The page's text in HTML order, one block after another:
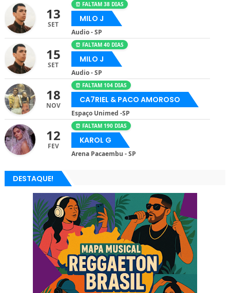
13
SET
⏰ FALTAM 38 DIAS
MILO J
Audio - SP
15
SET
⏰ FALTAM 40 DIAS
MILO J
Audio - SP
18
NOV
⏰ FALTAM 104 DIAS
CA7RIEL & PACO AMOROSO
Espaço Unimed -SP
12
FEV
⏰ FALTAM 190 DIAS
KAROL G
Arena Pacaembu - SP
DESTAQUE!